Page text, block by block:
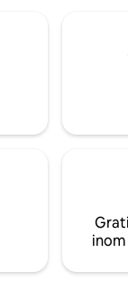
erbjuder detta
blandningen av
och